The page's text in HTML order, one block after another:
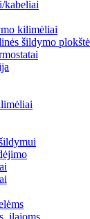
kabeliai
kilimėliai
šildymo
įlajoms